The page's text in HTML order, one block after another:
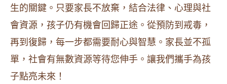
生的關鍵。只要家長不放棄，結合法律、心理與社
會資源，孩子仍有機會回歸正途。從預防到戒毒，
再到復歸，每一步都需要耐心與智慧。家長並不孤
單，社會有無數資源等待您伸手。讓我們攜手為孩
子點亮未來！